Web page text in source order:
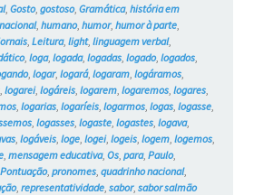
, Gosto, gostoso, Gramática, história em
, humano, humor, humor à parte,
, Leitura, light, linguagem verbal,
, loga, logada, logadas, logado, logados,
, logar, logará, logaram, logáramos,
logarei, logáreis, logarem, logaremos, logares,
, logarias, logaríeis, logarmos, logas, logasse,
, logasses, logaste, logastes, logava,
, logáveis, loge, logei, logeis, logem, logemos,
, mensagem educativa, Os, para, Paulo,
Pontuação, pronomes, quadrinho nacional,
, representatividade, sabor, sabor salmão